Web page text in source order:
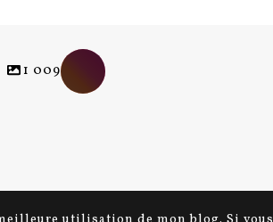
1 009